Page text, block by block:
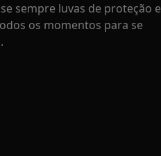
sempre luvas de proteção e
os momentos para se